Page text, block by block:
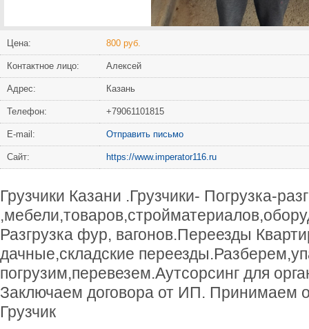
Цена: 800 руб.
Контактное лицо: Алексей
Адрес: Казань
Телефон: +79061101815
Е-mail: Отправить письмо
Сайт: https://www.imperator116.ru
Грузчики Казани .Грузчики- Погрузка-
Разгрузка фур, вагонов.Переезды
дачные,складские
погрузим,перевезем.Аутсорсинг для
Заключаем договора от ИП. Принимаем
Грузчик